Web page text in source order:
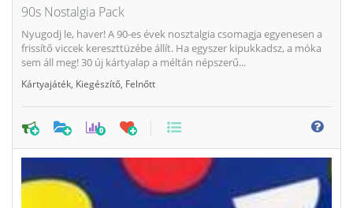
90s Nostalgia Pack
Nyugodj le, haver! A 90-es évek nosztalgia csomagja egyenesen a
frissítő viccek kereszttüzébe állít. Ha egyszer kipukkadsz, a móka
sem áll meg! 30 új kártyalap a méltán népszerű...
Kártyajáték Kiegészítő Felnőtt
0